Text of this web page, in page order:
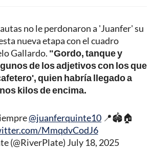
no le perdonaron a 'Juanfer' su
nueva etapa con el cuadro
Gallardo. "Gordo, tanque y
de los adjetivos con los que
quien habría llegado a
kilos de encima.
@juanferquinte10 📍🏟️🏠
MmqdvCodJ6
(@RiverPlate) July 18, 2025